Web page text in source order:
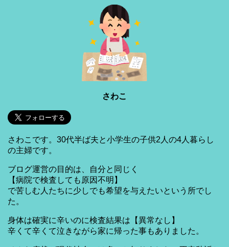
さわこ
さわこです。30代半ば夫と小学生の子供2人の4人暮らし
の主婦です。
ブログ運営の目的は、自分と同じく
【病院で検査しても原因不明】
で苦しむ人たちに少しでも希望を与えたいという所でし
た。
身体は確実に辛いのに検査結果は【異常なし】
辛くて辛くて泣きながら家に帰った事もありました。